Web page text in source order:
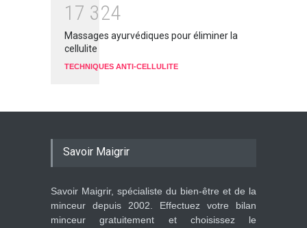
1 7 324
Massages ayurvédiques pour éliminer la
cellulite
TECHNIQUES ANTI-CELLULITE
Savoir Maigrir
Savoir Maigrir, spécialiste du bien-être et de la
minceur depuis 2002. Effectuez votre bilan
minceur gratuitement et choisissez le